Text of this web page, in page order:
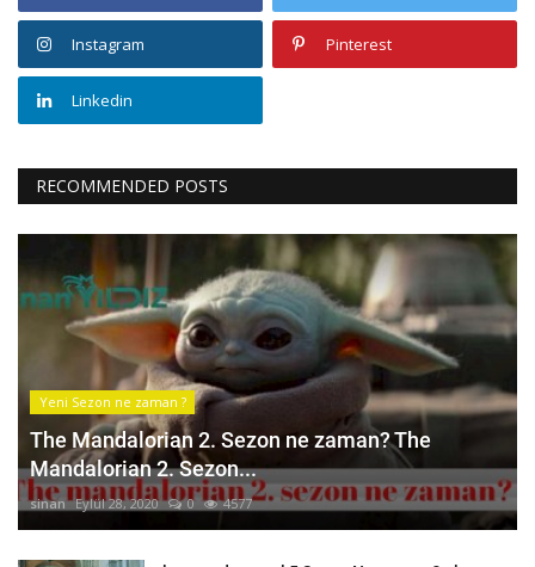
Instagram Pinterest
Linkedin
RECOMMENDED POSTS
Yeni Sezon ne zaman ?
The Mandalorian 2. Sezon ne zaman? The
Mandalorian 2. Sezon...
sinan Eylül 28, 2020 0 4577